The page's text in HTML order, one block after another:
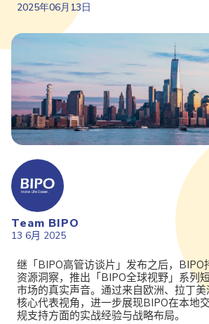
2025年06月13日
Team BIPO
13 6月 2025
继「BIPO高管访谈片」发布之后，BIPO
资源洞察，推出「BIPO全球视野」系列
市场的真实声音。通过来自欧洲、拉丁
核心代表视角，进一步展现BIPO在本地
规支持方面的实战经验与战略布局。